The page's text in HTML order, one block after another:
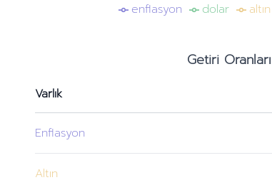
enflasyon dolar altın
Getiri Oranları
Varlık
Enflasyon
Altın